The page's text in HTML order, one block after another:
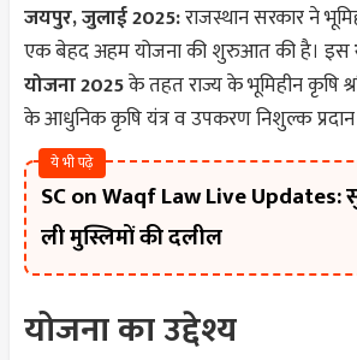
जयपुर, जुलाई 2025:राजस्थान सरकार ने
एक बेहद अहम योजना की शुरुआत की है। इस
योजना 2025के तहत राज्य के भूमिहीन कृषि
के आधुनिक कृषि यंत्र व उपकरण निशुल्क
ये भी पढ़े
SC on Waqf Law Live Updates:
ली मुस्लिमों की दलील
योजना का उद्देश्य